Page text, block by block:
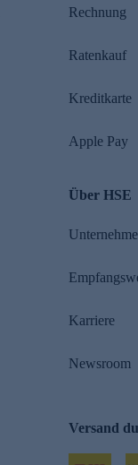
Rechnung
Ratenkauf
Kreditkarte
Apple Pay
Über HSE
Karriere
Newsroom
Versand